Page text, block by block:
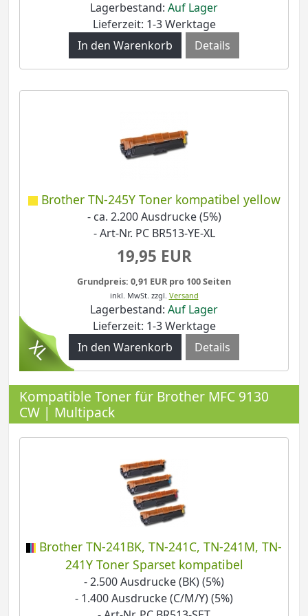
Lagerbestand: Auf Lager
Lieferzeit: 1-3 Werktage
Details
Brother TN-245Y Toner kompatibel yellow
- ca. 2.200 Ausdrucke (5%)
- Art-Nr. PC BR513-YE-XL
19,95 EUR
Grundpreis: 0,91 EUR pro 100 Seiten
inkl. MwSt. zzgl. Versand
Lagerbestand: Auf Lager
Lieferzeit: 1-3 Werktage
Details
Kompatible Toner für Brother MFC 9130
CW | Multipack
Brother TN-241BK, TN-241C, TN-241M, TN-
241Y Toner Sparset kompatibel
- 2.500 Ausdrucke (BK) (5%)
- 1.400 Ausdrucke (C/M/Y) (5%)